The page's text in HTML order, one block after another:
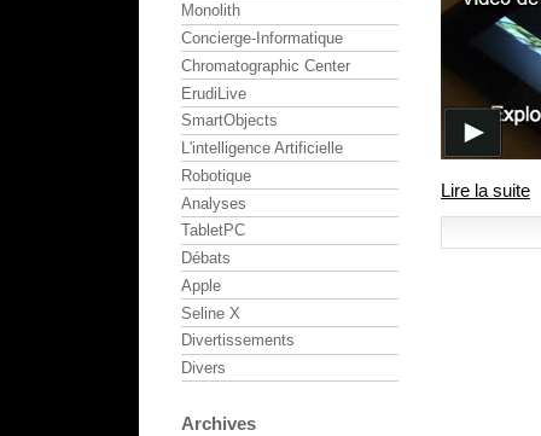
Lire la suite
Monolith
Concierge-Informatique
Chromatographic Center
ErudiLive
SmartObjects
L'intelligence Artificielle
Robotique
Analyses
TabletPC
Débats
Apple
Seline X
Divertissements
Divers
Archives